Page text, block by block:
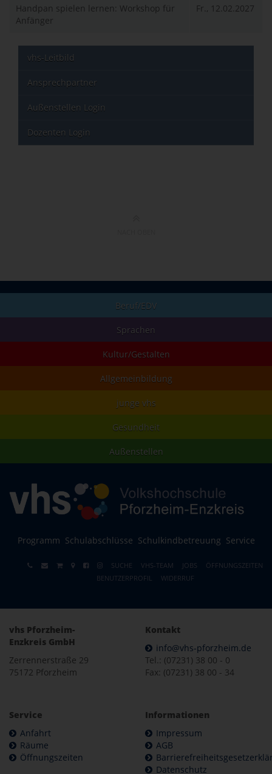
Handpan spielen lernen: Workshop für
Anfänger
Fr., 12.02.2027
vhs-Leitbild
Ansprechpartner
Außenstellen Login
Dozenten Login
Beruf/EDV
Sprachen
Kultur/Gestalten
Allgemeinbildung
junge vhs
Gesundheit
Außenstellen
Programm Schulabschlüsse Schulkindbetreuung Service
SUCHE VHS-TEAM JOBS
ÖFFNUNGSZEITEN
BENUTZERPROFIL
WIDERRUF
vhs Pforzheim-
Enzkreis GmbH
Zerrennerstraße 29
75172 Pforzheim
Kontakt
info@vhs-pforzheim.de
Tel.: (07231) 38 00 - 0
Fax: (07231) 38 00 - 34
Service
Anfahrt
Räume
Öffnungszeiten
Informationen
Impressum
AGB
Datenschutz